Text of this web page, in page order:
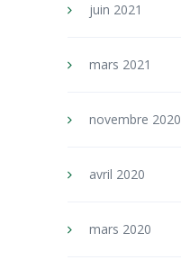
juin 2021
mars 2021
novembre 2020
avril 2020
mars 2020